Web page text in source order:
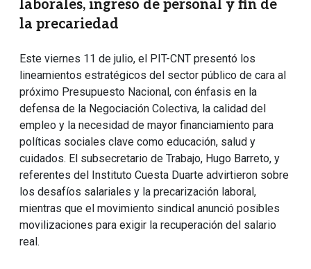
laborales, ingreso de personal y fin de
la precariedad
Este viernes 11 de julio, el PIT-CNT presentó los
lineamientos estratégicos del sector público de cara al
próximo Presupuesto Nacional, con énfasis en la
defensa de la Negociación Colectiva, la calidad del
empleo y la necesidad de mayor financiamiento para
políticas sociales clave como educación, salud y
cuidados. El subsecretario de Trabajo, Hugo Barreto, y
referentes del Instituto Cuesta Duarte advirtieron sobre
los desafíos salariales y la precarización laboral,
mientras que el movimiento sindical anunció posibles
movilizaciones para exigir la recuperación del salario
real.